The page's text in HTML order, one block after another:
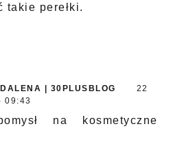
takie perełki.
| 30PLUSBLOG
22
09:43
na kosmetyczne